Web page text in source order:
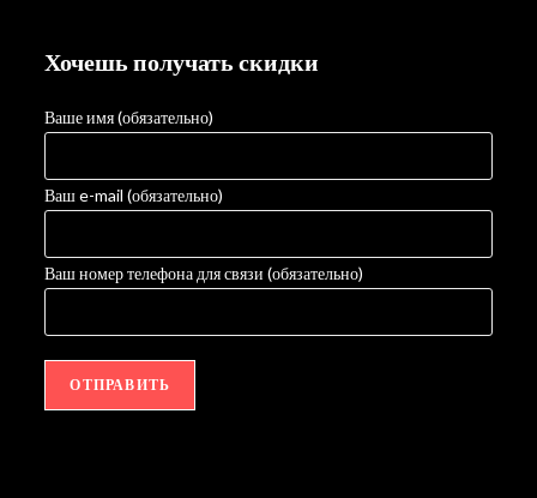
Хочешь получать скидки
Ваше имя (обязательно)
Ваш e-mail (обязательно)
Ваш номер телефона для связи (обязательно)